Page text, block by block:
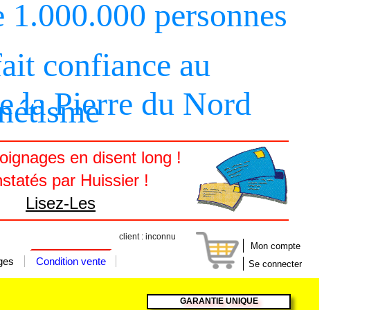
en disent long !
par Huissier !
Lisez-Les
Mon compte
Se connecter
client : inconnu
Condition vente
1.000.000 personnes
la Pierre du Nord
confiance au
GARANTIE UNIQUE